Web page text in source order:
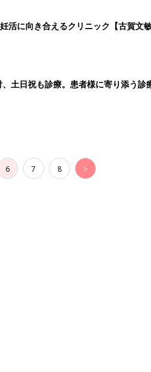
活に向き合えるクリニック【古賀文
土日祝も診療。患者様に寄り添う診
6 7 8 >